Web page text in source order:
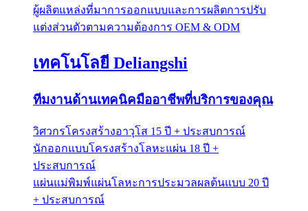
ผู้ผลิตแหล่งที่มาการออกแบบและการผลิตการปรับ
แต่งส่วนตัวตามความต้องการ OEM & ODM
เทคโนโลยี Deliangshi
ทีมงานด้านเทคนิคมืออาชีพที่บริการของคุณ
วิศวกรโครงสร้างอาวุโส 15 ปี + ประสบการณ์
นักออกแบบโครงสร้างโลหะแผ่น 18 ปี +
ประสบการณ์
แผ่นแม่พิมพ์แผ่นโลหะการประมวลผลต้นแบบ 20 ปี
+ ประสบการณ์